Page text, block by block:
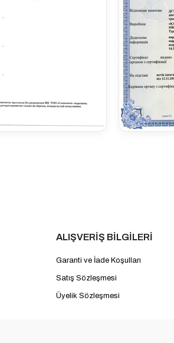
ALIŞVERİŞ BİLGİLERİ
Garanti ve İade Koşulları
Satış Sözleşmesi
Üyelik Sözleşmesi